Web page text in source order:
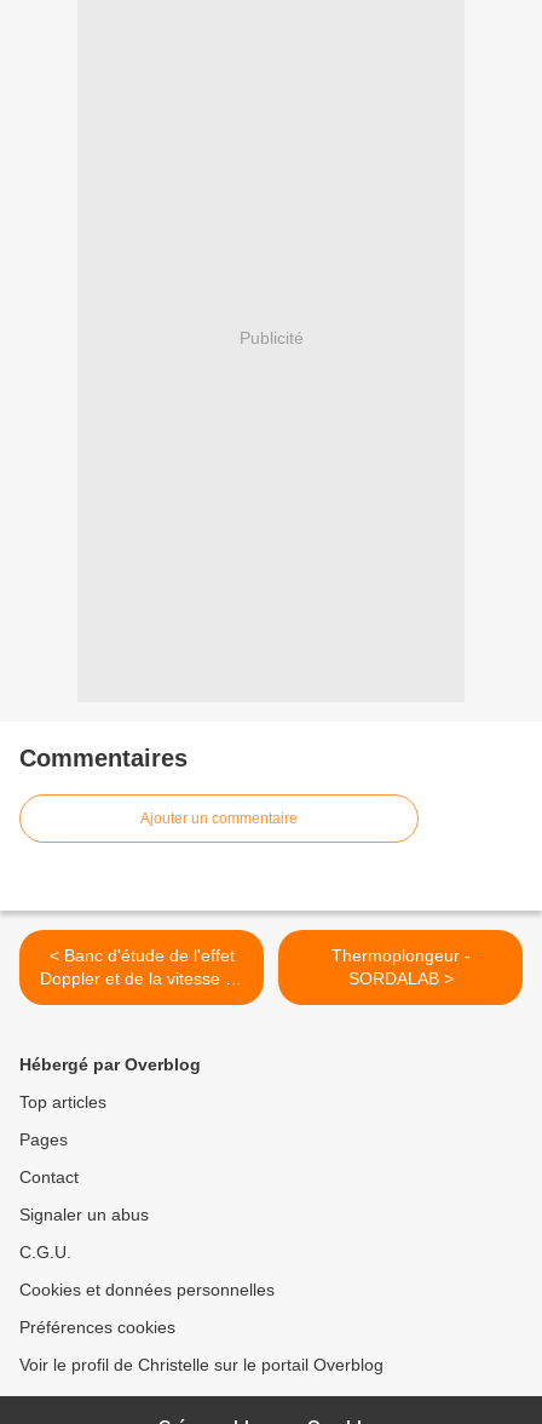
Publicité
Commentaires
Ajouter un commentaire
< Banc d'étude de l'effet
Doppler et de la vitesse du
son
Thermoplongeur -
SORDALAB >
Hébergé par Overblog
Top articles
Pages
Contact
Signaler un abus
C.G.U.
Cookies et données personnelles
Préférences cookies
Voir le profil de Christelle sur le portail Overblog